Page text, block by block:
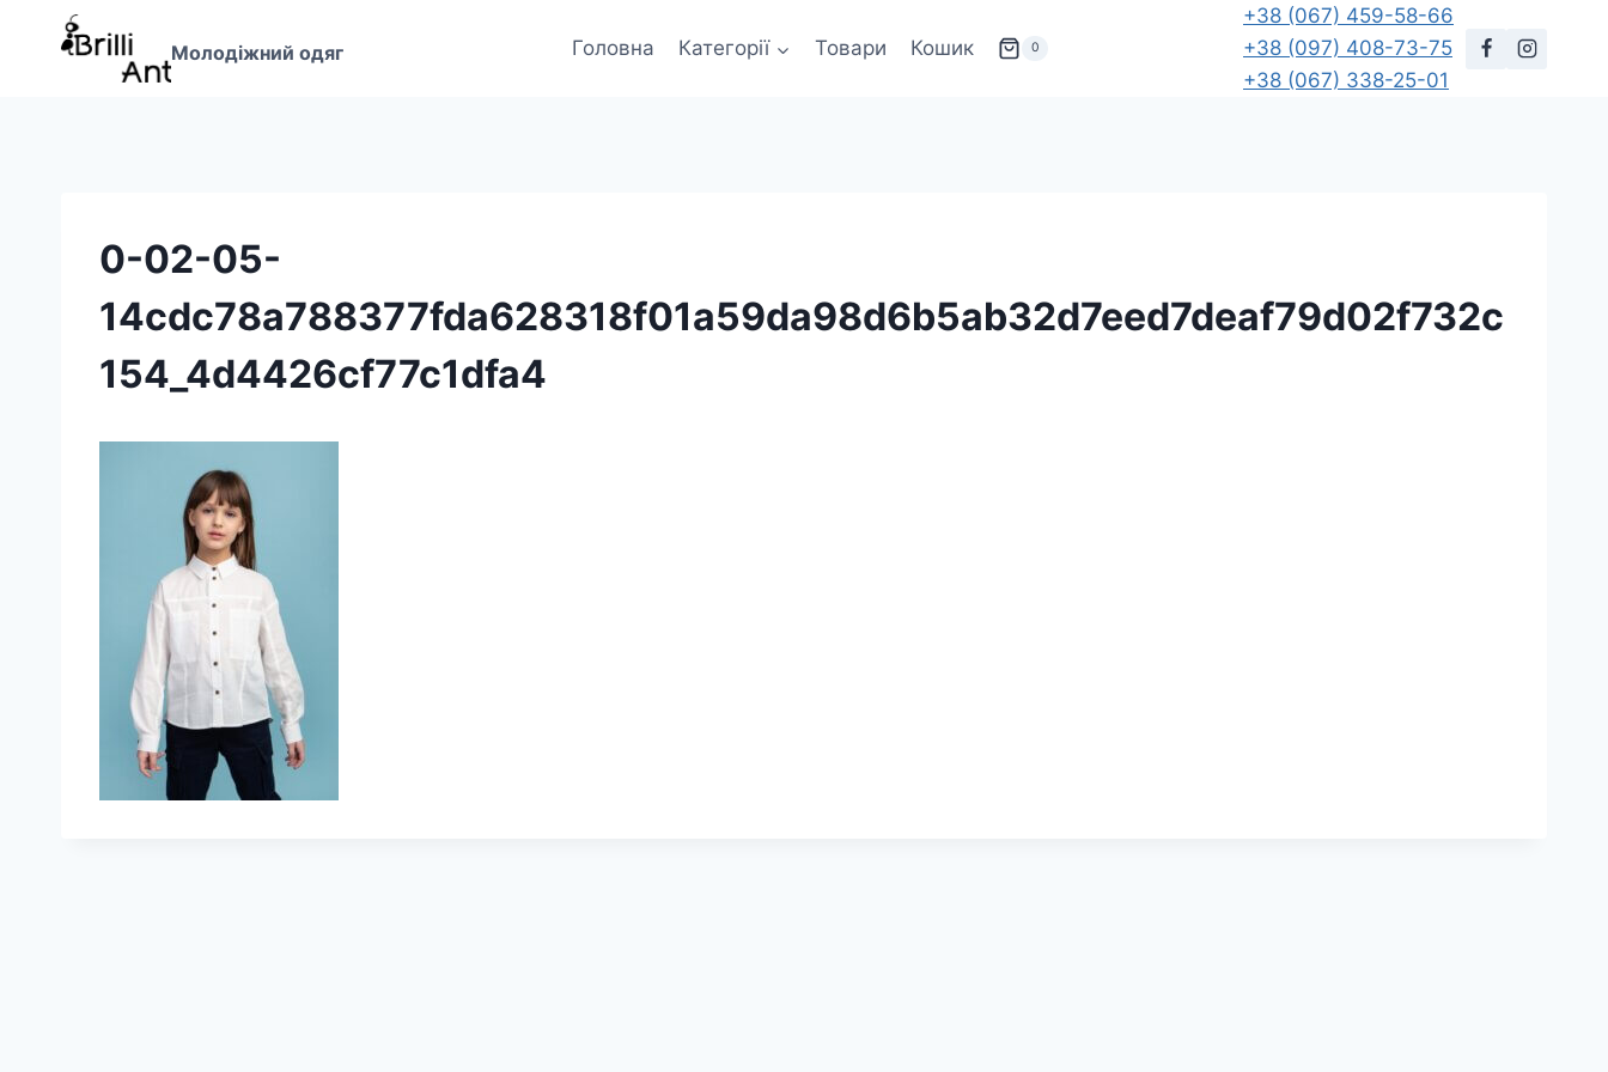
Перейти
Молодіжний одяг Головна Категорії Товари Кошик 0
+38 (067) 459-58-66
+38 (097) 408-73-75
+38 (067) 338-25-01
0-02-05-
14cdc78a788377fda628318f01a59da98d6b5ab32d7eed7deaf79d02f732c
154_4d4426cf77c1dfa4